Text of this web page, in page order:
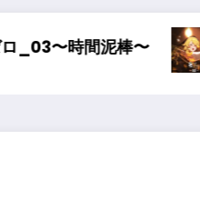
カオゼロ_02〜オル